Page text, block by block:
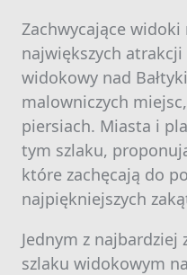
Zachwycające
największych
widokowy nad
malowniczych
piersiach. Miasta i
tym szlaku,
które zachęcają do
najpiękniejszych
Jednym z najbardziej
szlaku widokowym